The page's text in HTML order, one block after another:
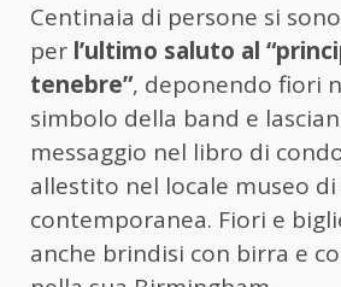
Centinaia di persone si
per l’ultimo saluto al
tenebre”, deponendo fiori
simbolo della band e
messaggio nel libro di
allestito nel locale museo
contemporanea. Fiori e
anche brindisi con birra e